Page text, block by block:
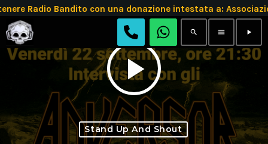
Radio Bandito con una donazione intestata a:
search menu play_arrow
play_arrow
Stand Up And Shout